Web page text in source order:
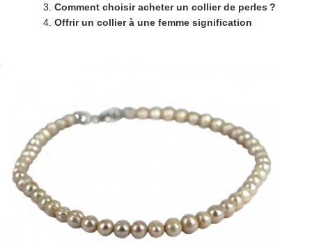
Comment choisir acheter un collier de perles ?
Offrir un collier à une femme signification